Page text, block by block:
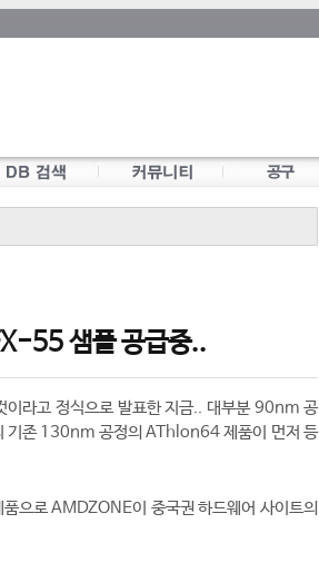
55 샘플 공급중..
라고 정식으로 발표한 지금.. 대부분 90nm 공
기존 130nm 공정의 AThlon64 제품이 먼저 등
로 AMDZONE이 중국권 하드웨어 사이트의